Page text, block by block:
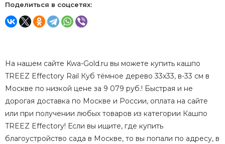
Поделиться в соцсетях:
На нашем сайте Kwa-Gold.ru вы можете купить кашпо
TREEZ Effectory Rail Куб тёмное дерево 33х33, в-33 см в
Москве по низкой цене за 9 079 руб.! Быстрая и не
дорогая доставка по Москве и России, оплата на сайте
или при получении любых товаров из категории Кашпо
TREEZ Effectory! Если вы ищите, где купить
благоустройство сада в Москве, то вы попали по адресу, в